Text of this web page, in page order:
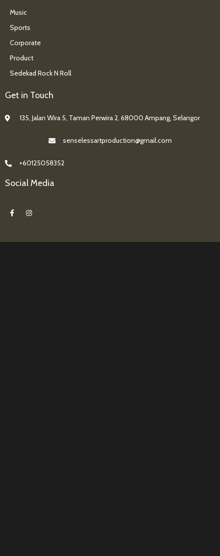
Music
Sports
Corporate
Product
Sedekad Rock N Roll
Get in Touch
135, Jalan Wira 5, Taman Perwira 2, 68000 Ampang, Selangor
senselessartproduction@gmail.com
+60125058352
Social Media